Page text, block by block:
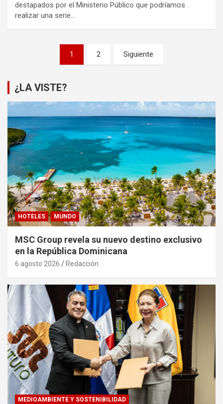
destapados por el Ministerio Público que podríamos
realizar una serie…
entradas
1 2 Siguiente
¿LA VISTE?
HOTELES MUNDO
MSC Group revela su nuevo destino exclusivo
en la República Dominicana
6 agosto 2026 Redacción
MEDIOAMBIENTE Y SOSTENIBILIDAD